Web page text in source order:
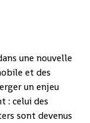
une nouvelle
et des
un enjeu
: celui des
sont devenus